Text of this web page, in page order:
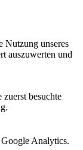
Nutzung unseres
auszuwerten und
besuchte
Analytics.